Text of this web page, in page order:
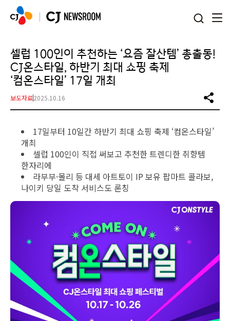
셀럽 100인이 추천하는 ‘요즘 잘산템’ 총출동!
CJ온스타일, 하반기 최대 쇼핑 축제
‘컴온스타일’ 17일 개최
보도자료2025.10.16
17일부터 10일간 하반기 최대 쇼핑 축제 ‘컴온스타일’
개최
셀럽 100인이 직접 써보고 추천한 트렌디한 취향템
한자리에
라부부·몰리 등 대세 아트토이 IP 보유 팝마트 콜라보,
나이키 당일 도착 서비스도 론칭